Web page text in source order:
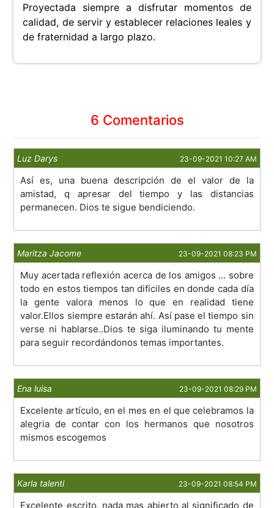
Proyectada siempre a disfrutar momentos de
calidad, de servir y establecer relaciones leales y
de fraternidad a largo plazo.
6 Comentarios
Luz Darys 23-09-2021 10:27 AM
Así es, una buena descripción de el valor de la
amistad, q apresar del tiempo y las distancias
permanecen. Dios te sigue bendiciendo.
Maritza Jacome 23-09-2021 08:23 PM
Muy acertada reflexión acerca de los amigos ... sobre
todo en estos tiempos tan difíciles en donde cada día
la gente valora menos lo que en realidad tiene
valor.Ellos siempre estarán ahí. Así pase el tiempo sin
verse ni hablarse..Dios te siga iluminando tu mente
para seguir recordándonos temas importantes.
Ena luisa 23-09-2021 08:29 PM
Excelente artículo, en el mes en el que celebramos la
alegria de contar con los hermanos que nosotros
mismos escogemos
Karla talenti 23-09-2021 08:54 PM
Excelente escrito, nada mas abierto al significado de